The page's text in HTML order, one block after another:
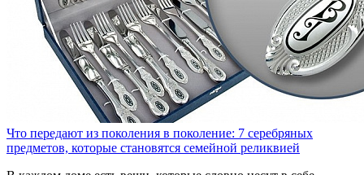
Что передают из поколения в поколение: 7 серебряных
предметов, которые становятся семейной реликвией